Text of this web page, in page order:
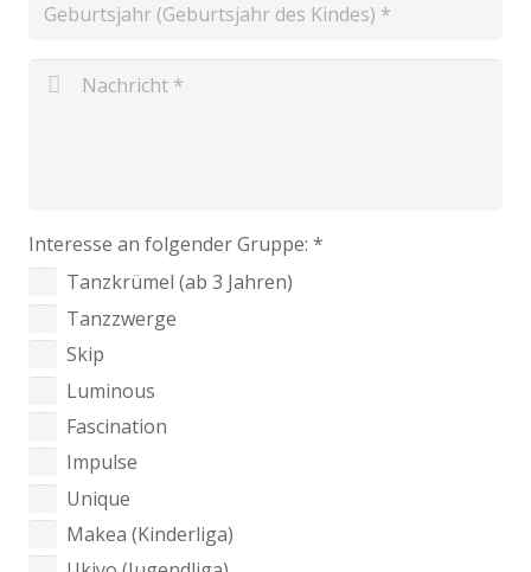
Interesse an folgender Gruppe: *
Tanzkrümel (ab 3 Jahren)
Tanzzwerge
Skip
Luminous
Fascination
Impulse
Unique
Makea (Kinderliga)